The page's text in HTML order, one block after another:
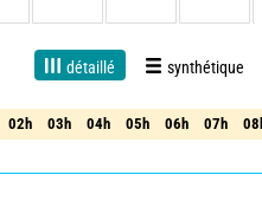
détaillé synthétique
Fiabilité 85%
02h 03h 04h 05h 06h 07h
02h 03h 04h 05h 06h 07h